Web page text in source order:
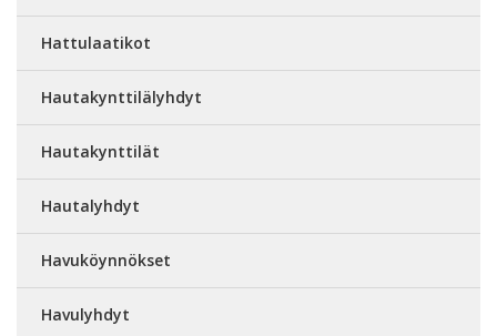
Hattulaatikot
Hautakynttilälyhdyt
Hautakynttilät
Hautalyhdyt
Havuköynnökset
Havulyhdyt